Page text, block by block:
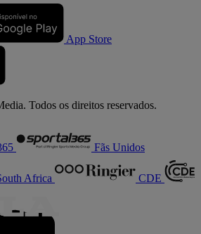
App Store
Todos os direitos reservados.
Fãs Unidos
Africa CDE